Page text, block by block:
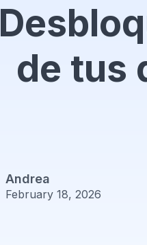
de tus
Andrea
February 18, 2026